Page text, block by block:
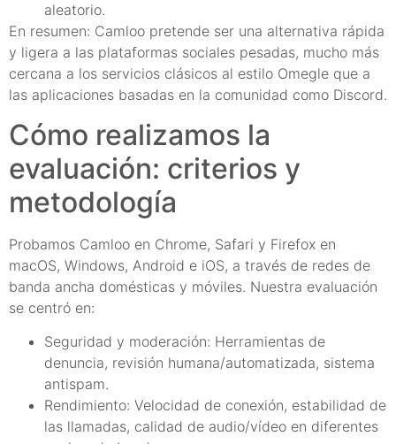
aleatorio.
En resumen: Camloo pretende ser una alternativa rápida
y ligera a las plataformas sociales pesadas, mucho más
cercana a los servicios clásicos al estilo Omegle que a
las aplicaciones basadas en la comunidad como Discord.
Cómo realizamos la
evaluación: criterios y
metodología
Probamos Camloo en Chrome, Safari y Firefox en
macOS, Windows, Android e iOS, a través de redes de
banda ancha domésticas y móviles. Nuestra evaluación
se centró en:
Seguridad y moderación: Herramientas de
denuncia, revisión humana/automatizada, sistema
antispam.
Rendimiento: Velocidad de conexión, estabilidad de
las llamadas, calidad de audio/vídeo en diferentes